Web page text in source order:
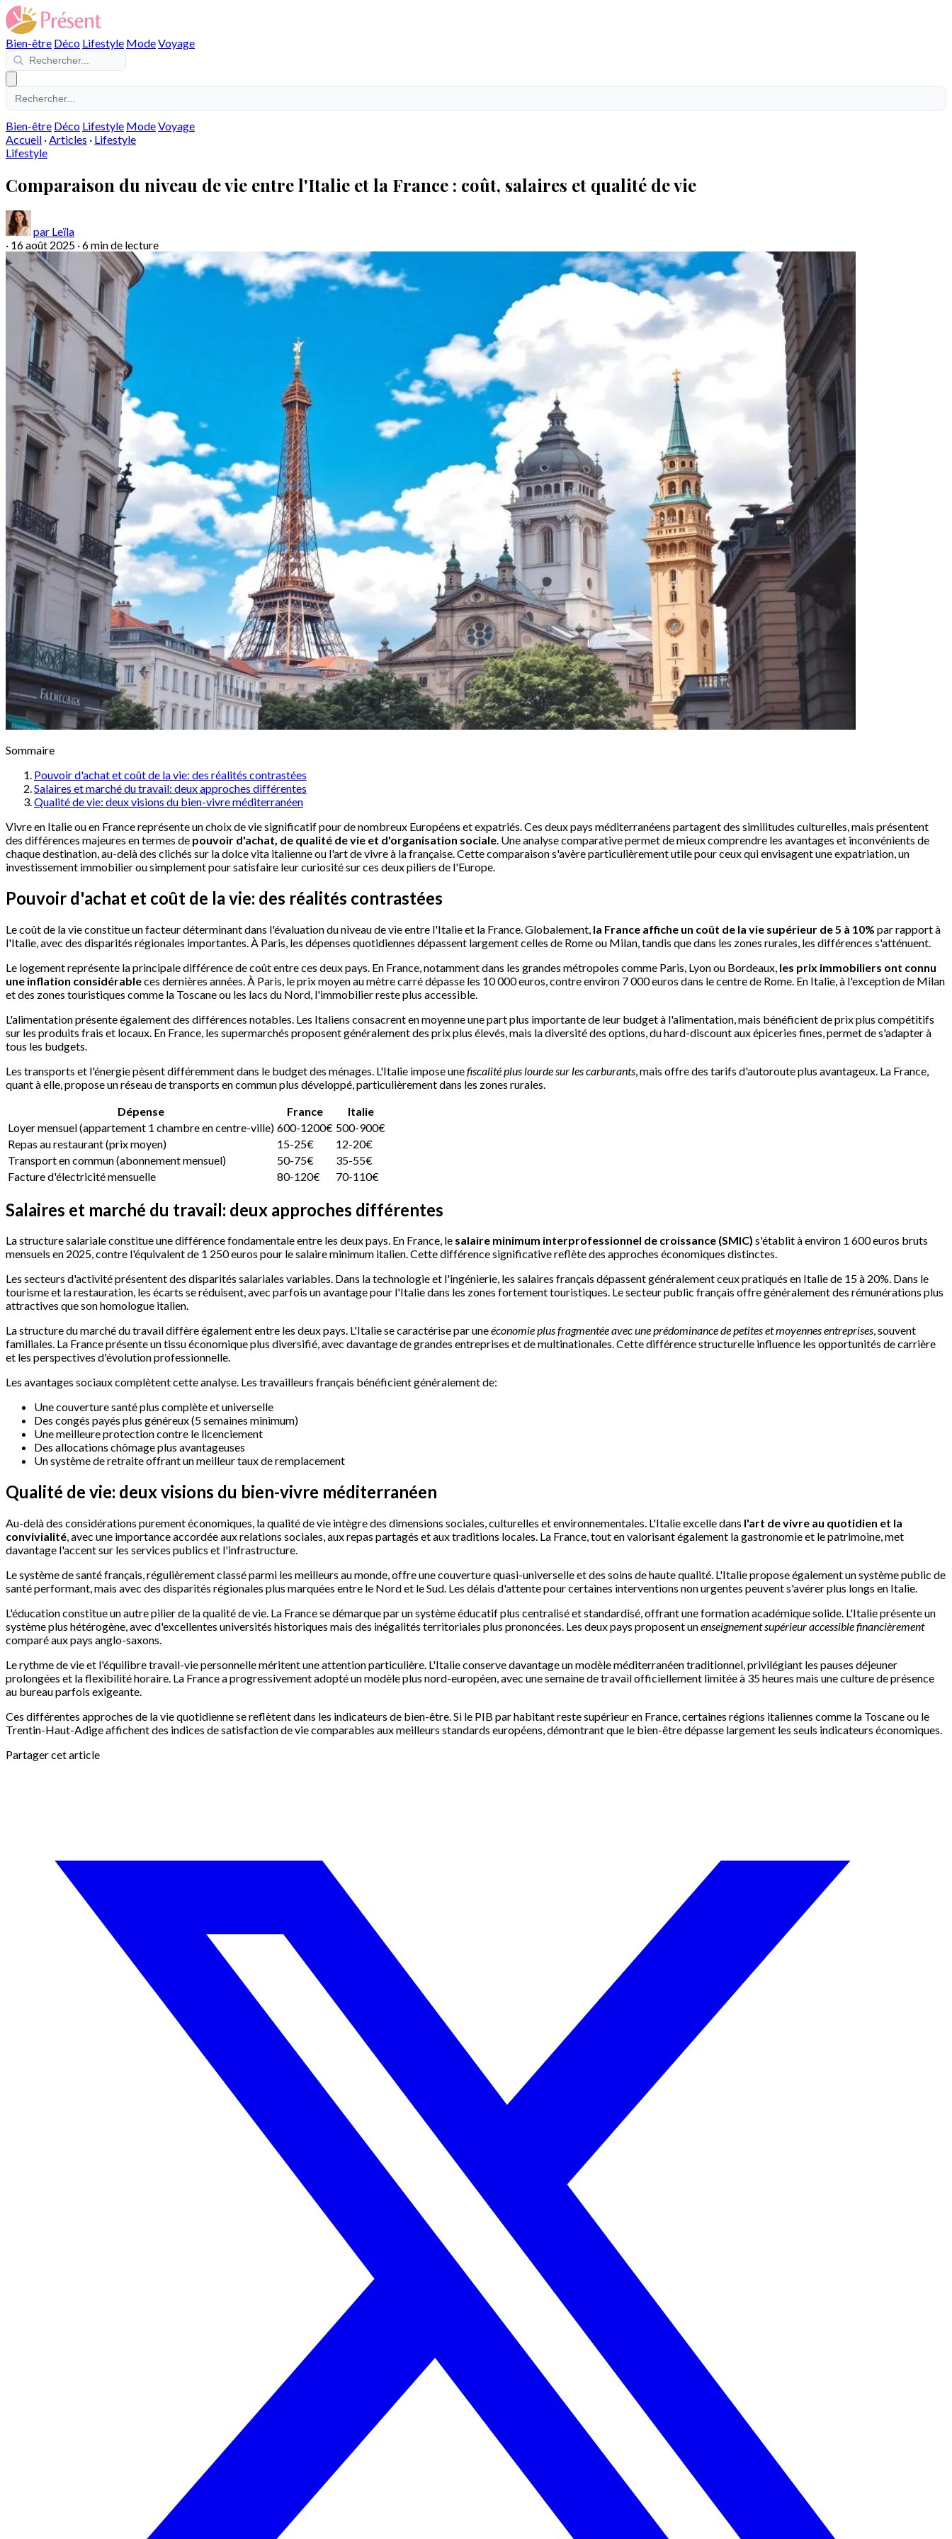
Bien-être Déco Lifestyle ModeVoyage
Bien-être Déco Lifestyle ModeVoyage
Accueil ·Articles · Lifestyle
Lifestyle
Comparaison du niveau de vie entre l'Italie et la France : coût, salaires et qualité de vie
par Leïla
· 16 août 2025 ·6 min de lecture
Sommaire
Pouvoir d'achat et coût de la vie: des réalités contrastées
Salaires et marché du travail: deux approches différentes
Qualité de vie: deux visions du bien-vivre méditerranéen
Vivre en Italie ou en France représente un choix de vie significatif pour de nombreux Européens et expatriés. Ces deux pays méditerranéens partagent des similitudes culturelles, mais présentent
des différences majeures en termes de pouvoir d'achat, de qualité de vie et d'organisation sociale. Une analyse comparative permet de mieux comprendre les avantages et inconvénients de
chaque destination, au-delà des clichés sur la dolce vita italienne ou l'art de vivre à la française. Cette comparaison s'avère particulièrement utile pour ceux qui envisagent une expatriation, un
investissement immobilier ou simplement pour satisfaire leur curiosité sur ces deux piliers de l'Europe.
Pouvoir d'achat et coût de la vie: des réalités contrastées
Le coût de la vie constitue un facteur déterminant dans l'évaluation du niveau de vie entre l'Italie et la France. Globalement, la France affiche un coût de la vie supérieur de 5 à 10% par rapport à
l'Italie, avec des disparités régionales importantes. À Paris, les dépenses quotidiennes dépassent largement celles de Rome ou Milan, tandis que dans les zones rurales, les différences s'atténuent.
Le logement représente la principale différence de coût entre ces deux pays. En France, notamment dans les grandes métropoles comme Paris, Lyon ou Bordeaux, les prix immobiliers ont connu
une inflation considérableces dernières années. À Paris, le prix moyen au mètre carré dépasse les 10 000 euros, contre environ 7 000 euros dans le centre de Rome. En Italie, à l'exception de Milan
et des zones touristiques comme la Toscane ou les lacs du Nord, l'immobilier reste plus accessible.
L'alimentation présente également des différences notables. Les Italiens consacrent en moyenne une part plus importante de leur budget à l'alimentation, mais bénéficient de prix plus compétitifs
sur les produits frais et locaux. En France, les supermarchés proposent généralement des prix plus élevés, mais la diversité des options, du hard-discount aux épiceries fines, permet de s'adapter à
tous les budgets.
Les transports et l'énergie pèsent différemment dans le budget des ménages. L'Italie impose unefiscalité plus lourde sur les carburants , mais offre des tarifs d'autoroute plus avantageux. La France,
quant à elle, propose un réseau de transports en commun plus développé, particulièrement dans les zones rurales.
Dépense
France
Italie
Loyer mensuel (appartement 1 chambre en centre-ville) 600-1200€ 500-900€
Repas au restaurant (prix moyen)
15-25€
12-20€
Transport en commun (abonnement mensuel)
50-75€
35-55€
Facture d'électricité mensuelle
80-120€ 70-110€
Salaires et marché du travail: deux approches différentes
La structure salariale constitue une différence fondamentale entre les deux pays. En France, le salaire minimum interprofessionnel de croissance (SMIC) s'établit à environ 1 600 euros bruts
mensuels en 2025, contre l'équivalent de 1 250 euros pour le salaire minimum italien. Cette différence significative reflète des approches économiques distinctes.
Les secteurs d'activité présentent des disparités salariales variables. Dans la technologie et l'ingénierie, les salaires français dépassent généralement ceux pratiqués en Italie de 15 à 20%. Dans le
tourisme et la restauration, les écarts se réduisent, avec parfois un avantage pour l'Italie dans les zones fortement touristiques. Le secteur public français offre généralement des rémunérations plus
attractives que son homologue italien.
La structure du marché du travail diffère également entre les deux pays. L'Italie se caractérise par uneéconomie plus fragmentée avec une prédominance de petites et moyennes entreprises, souvent
familiales. La France présente un tissu économique plus diversifié, avec davantage de grandes entreprises et de multinationales. Cette différence structurelle influence les opportunités de carrière
et les perspectives d'évolution professionnelle.
Les avantages sociaux complètent cette analyse. Les travailleurs français bénéficient généralement de:
Une couverture santé plus complète et universelle
Des congés payés plus généreux (5 semaines minimum)
Une meilleure protection contre le licenciement
Des allocations chômage plus avantageuses
Un système de retraite offrant un meilleur taux de remplacement
Qualité de vie: deux visions du bien-vivre méditerranéen
Au-delà des considérations purement économiques, la qualité de vie intègre des dimensions sociales, culturelles et environnementales. L'Italie excelle dans l'art de vivre au quotidien et la
convivialité, avec une importance accordée aux relations sociales, aux repas partagés et aux traditions locales. La France, tout en valorisant également la gastronomie et le patrimoine, met
davantage l'accent sur les services publics et l'infrastructure.
Le système de santé français, régulièrement classé parmi les meilleurs au monde, offre une couverture quasi-universelle et des soins de haute qualité. L'Italie propose également un système public de
santé performant, mais avec des disparités régionales plus marquées entre le Nord et le Sud. Les délais d'attente pour certaines interventions non urgentes peuvent s'avérer plus longs en Italie.
L'éducation constitue un autre pilier de la qualité de vie. La France se démarque par un système éducatif plus centralisé et standardisé, offrant une formation académique solide. L'Italie présente un
système plus hétérogène, avec d'excellentes universités historiques mais des inégalités territoriales plus prononcées. Les deux pays proposent unenseignement supérieur accessible financièrement
comparé aux pays anglo-saxons.
Le rythme de vie et l'équilibre travail-vie personnelle méritent une attention particulière. L'Italie conserve davantage un modèle méditerranéen traditionnel, privilégiant les pauses déjeuner
prolongées et la flexibilité horaire. La France a progressivement adopté un modèle plus nord-européen, avec une semaine de travail officiellement limitée à 35 heures mais une culture de présence
au bureau parfois exigeante.
Ces différentes approches de la vie quotidienne se reflètent dans les indicateurs de bien-être. Si le PIB par habitant reste supérieur en France, certaines régions italiennes comme la Toscane ou le
Trentin-Haut-Adige affichent des indices de satisfaction de vie comparables aux meilleurs standards européens, démontrant que le bien-être dépasse largement les seuls indicateurs économiques.
Partager cet article